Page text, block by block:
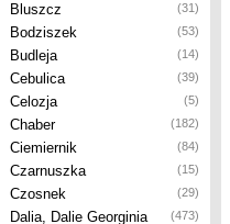
Bluszcz (31)
Bodziszek (53)
Budleja (14)
Cebulica (39)
Celozja (5)
Chaber (182)
Ciemiernik (84)
Czarnuszka (15)
Czosnek (29)
Dalia, Dalie Georginia (473)